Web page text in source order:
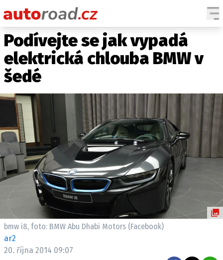
AUTA
TESTY AUT
SPY
HISTORIE
ZAJÍMAVOSTI
TECHNIKA
EKONOMIKA
ČESKÝ TRH
TUNING
ELEKTRO
Podívejte se jak vypadá
elektrická chlouba BMW v
šedé
bmw i8, foto: BMW Abu Dhabi Motors (Facebook)
ar2
20. října 2014 09:07